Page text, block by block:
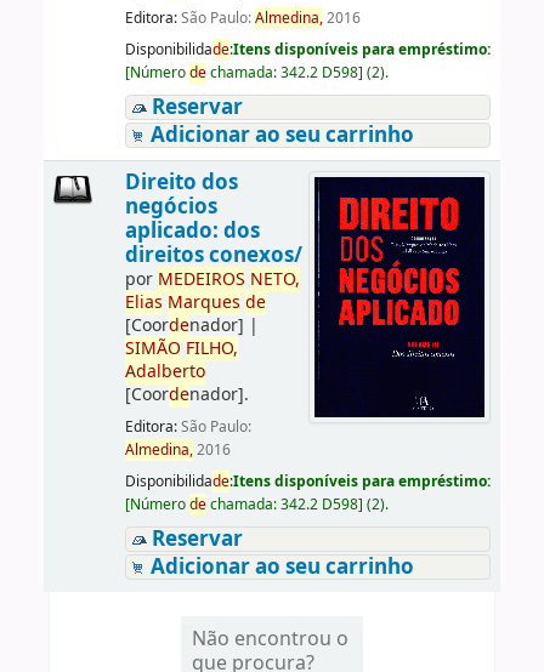
Editora:São Paulo:Almedina,2016
Disponibilidade:Itens disponíveis para empréstimo:
[Númerodechamada:342.2 D598] (2).
Reservar
Adicionar ao seu carrinho
Direito dos
negócios
aplicado: dos
direitos conexos/
por MEDEIROS NETO,
Elias Marques de
[Coordenador] |
SIMÃO FILHO,
Adalberto
[Coordenador].
Editora:São Paulo:
Almedina,2016
Disponibilidade:Itens disponíveis para empréstimo:
[Númerodechamada:342.2 D598] (2).
Reservar
Adicionar ao seu carrinho
Não encontrou o
que procura?